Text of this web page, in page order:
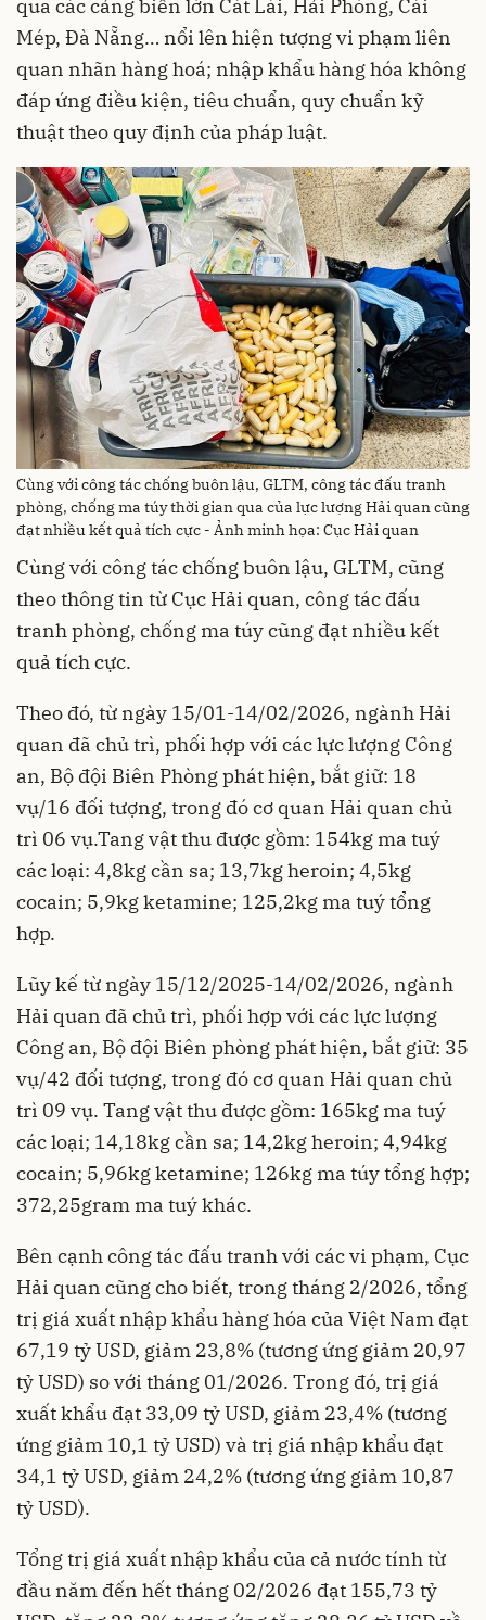
qua các cảng biển lớn Cát Lái, Hải Phòng, Cái
Mép, Đà Nẵng… nổi lên hiện tượng vi phạm liên
quan nhãn hàng hoá; nhập khẩu hàng hóa không
đáp ứng điều kiện, tiêu chuẩn, quy chuẩn kỹ
thuật theo quy định của pháp luật.
Cùng với công tác chống buôn lậu, GLTM, công tác đấu tranh
phòng, chống ma túy thời gian qua của lực lượng Hải quan cũng
đạt nhiều kết quả tích cực - Ảnh minh họa: Cục Hải quan
Cùng với công tác chống buôn lậu, GLTM, cũng
theo thông tin từ Cục Hải quan, công tác đấu
tranh phòng, chống ma túy cũng đạt nhiều kết
quả tích cực.
Theo đó, từ ngày 15/01-14/02/2026, ngành Hải
quan đã chủ trì, phối hợp với các lực lượng Công
an, Bộ đội Biên Phòng phát hiện, bắt giữ: 18
vụ/16 đối tượng, trong đó cơ quan Hải quan chủ
trì 06 vụ.Tang vật thu được gồm: 154kg ma tuý
các loại: 4,8kg cần sa; 13,7kg heroin; 4,5kg
cocain; 5,9kg ketamine; 125,2kg ma tuý tổng
hợp.
Lũy kế từ ngày 15/12/2025-14/02/2026, ngành
Hải quan đã chủ trì, phối hợp với các lực lượng
Công an, Bộ đội Biên phòng phát hiện, bắt giữ: 35
vụ/42 đối tượng, trong đó cơ quan Hải quan chủ
trì 09 vụ. Tang vật thu được gồm: 165kg ma tuý
các loại; 14,18kg cần sa; 14,2kg heroin; 4,94kg
cocain; 5,96kg ketamine; 126kg ma túy tổng hợp;
372,25gram ma tuý khác.
Bên cạnh công tác đấu tranh với các vi phạm, Cục
Hải quan cũng cho biết, trong tháng 2/2026, tổng
trị giá xuất nhập khẩu hàng hóa của Việt Nam đạt
67,19 tỷ USD, giảm 23,8% (tương ứng giảm 20,97
tỷ USD) so với tháng 01/2026. Trong đó, trị giá
xuất khẩu đạt 33,09 tỷ USD, giảm 23,4% (tương
ứng giảm 10,1 tỷ USD) và trị giá nhập khẩu đạt
34,1 tỷ USD, giảm 24,2% (tương ứng giảm 10,87
tỷ USD).
Tổng trị giá xuất nhập khẩu của cả nước tính từ
đầu năm đến hết tháng 02/2026 đạt 155,73 tỷ